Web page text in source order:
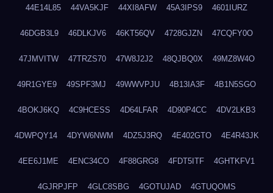
44E14L85 44VA5KJF 44XI8AFW 45A3IPS9 4601IURZ
46DGB3L9 46DLKJV6 46KT56QV 4728GJZN 47CQFY0O
47JMVITW 47TRZS70 47W8J2J2 48QJBQ0X 49MZ8W4O
49R1GYE9 49SPF3MJ 49WWVPJU 4B13IA3F 4B1N5SGO
4BOKJ6KQ 4C9HCESS 4D64LFAR 4D90P4CC 4DV2LKB3
4DWPQY14 4DYW6NWM 4DZ5J3RQ 4E402GTO 4E4R43JK
4EE6J1ME 4ENC34CO 4F88GRG8 4FDT5ITF 4GHTKFV1
4GJRPJFP 4GLC8SBG 4GOTUJAD 4GTUQOMS